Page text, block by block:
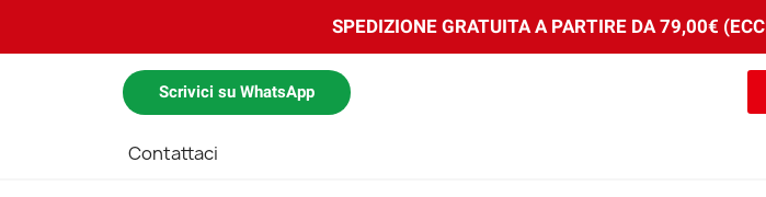
SPEDIZIONE GRATUITA A PARTIRE DA 79,00€
Scrivici su WhatsApp
Contattaci